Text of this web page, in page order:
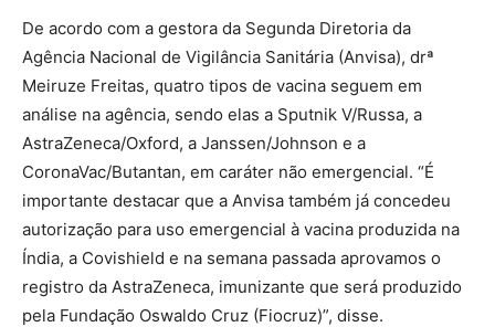
De acordo com a gestora da Segunda Diretoria da
Agência Nacional de Vigilância Sanitária (Anvisa), drª
Meiruze Freitas, quatro tipos de vacina seguem em
análise na agência, sendo elas a Sputnik V/Russa, a
AstraZeneca/Oxford, a Janssen/Johnson e a
CoronaVac/Butantan, em caráter não emergencial. “É
importante destacar que a Anvisa também já concedeu
autorização para uso emergencial à vacina produzida na
Índia, a Covishield e na semana passada aprovamos o
registro da AstraZeneca, imunizante que será produzido
pela Fundação Oswaldo Cruz (Fiocruz)”, disse.